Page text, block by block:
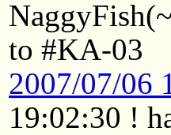
to #KA-03
2007/07/06
19:02:30 !